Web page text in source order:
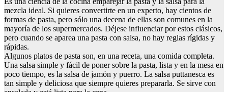
mezcla ideal. Si quieres convertirte en un experto, hay cientos de
formas de pasta, pero sólo una decena de ellas son comunes en la
mayoría de los supermercados. Déjese influenciar por estos clásicos,
pero cuando se aparea una pasta con salsa, no hay reglas rígidas y
rápidas.
Algunos platos de pasta son, en una receta, una comida completa.
Una salsa simple y fácil de poner sobre la pasta, lista y en la mesa en
poco tiempo, es la salsa de jamón y puerro. La salsa puttanesca es
tan simple y deliciosa que siempre quieres prepararla. Se sirve con